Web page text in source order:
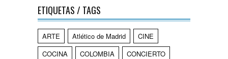
ETIQUETAS / TAGS
ARTE Atlético de Madrid
CINE
COCINA
COLOMBIA
CONCIERTO